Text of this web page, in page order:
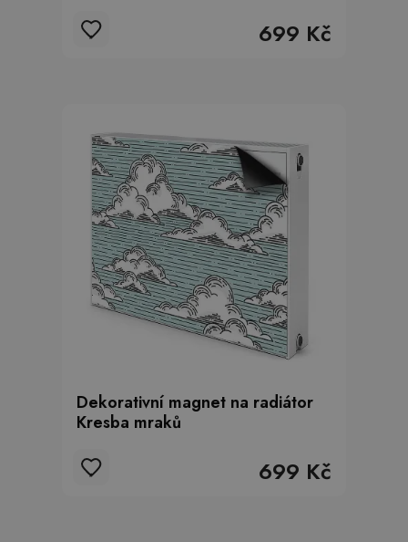
699 Kč
Dekorativní magnet na radiátor
Kresba mraků
699 Kč